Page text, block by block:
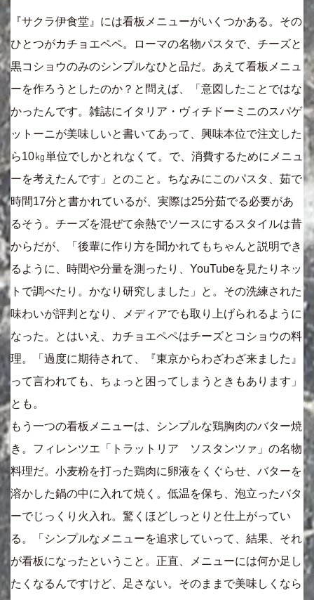
『サクラ伊食堂』には看板メニューがいくつかある。その
ひとつがカチョエペペ。ローマの名物パスタで、チーズと
黒コショウのみのシンプルなひと品だ。あえて看板メニュ
ーを作ろうとしたのか？と問えば、「意図したことではな
かったんです。雑誌にイタリア・ヴィチドーミニのスパゲ
ットーニが美味しいと書いてあって、興味本位で注文した
ら10㎏単位でしかとれなくて。で、消費するためにメニュ
ーを考えたんです」とのこと。ちなみにこのパスタ、茹で
時間17分と書かれているが、実際は25分茹でる必要があ
るそう。チーズを混ぜて余熱でソースにするスタイルは昔
からだが、「後輩に作り方を聞かれてもちゃんと説明でき
るように、時間や分量を測ったり、YouTubeを見たりネッ
トで調べたり。かなり研究しました」と。その洗練された
味わいが評判となり、メディアでも取り上げられるように
なった。とはいえ、カチョエペペはチーズとコショウの料
理。「過度に期待されて、『東京からわざわざ来ました』
って言われても、ちょっと困ってしまうときもあります」
とも。
もう一つの看板メニューは、シンプルな鶏胸肉のバター焼
き。フィレンツエ「トラットリア ソスタンツァ」の名物
料理だ。小麦粉を打った鶏肉に卵液をくぐらせ、バターを
溶かした鍋の中に入れて焼く。低温を保ち、泡立ったバタ
ーでじっくり火入れ。驚くほどしっとりと仕上がってい
る。「シンプルなメニューを追求していって、結果、それ
が看板になったということ。正直、メニューには何か足し
たくなるんですけど、足さない。そのままで美味しくなら